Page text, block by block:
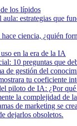
los lípidos
estrategias que
ciencia, ¿quién
en la era de la IA
10 preguntas que
de gestión del
tu coeficiente
piloto de IA: ¿Por qué
la complejidad de
de marketing se
dejarlos obsoletos.